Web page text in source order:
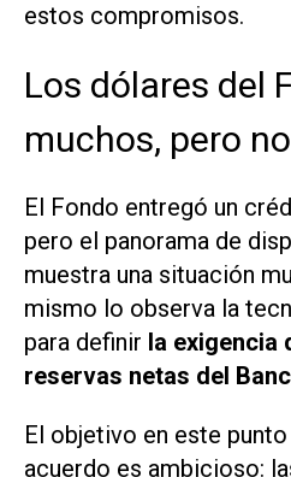
estos compromisos.
Los dólares del
muchos, pero
El Fondo entregó un
pero el panorama de
muestra una situación
mismo lo observa la
para definir la exigencia
reservas netas del
El objetivo en este
acuerdo es ambicioso: